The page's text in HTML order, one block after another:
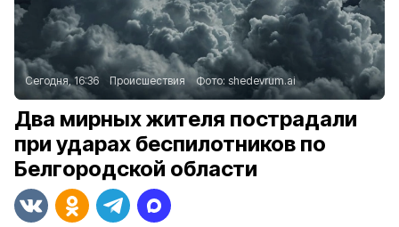
Сегодня, 16:36 Происшествия Фото: shedevrum.ai
Два мирных жителя пострадали
при ударах беспилотников по
Белгородской области